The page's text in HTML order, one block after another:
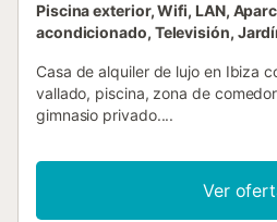
Piscina exterior, Wifi, LAN,
acondicionado, Televisión,
Casa de alquiler de lujo en Ibiza
vallado, piscina, zona de
gimnasio privado....
Ver